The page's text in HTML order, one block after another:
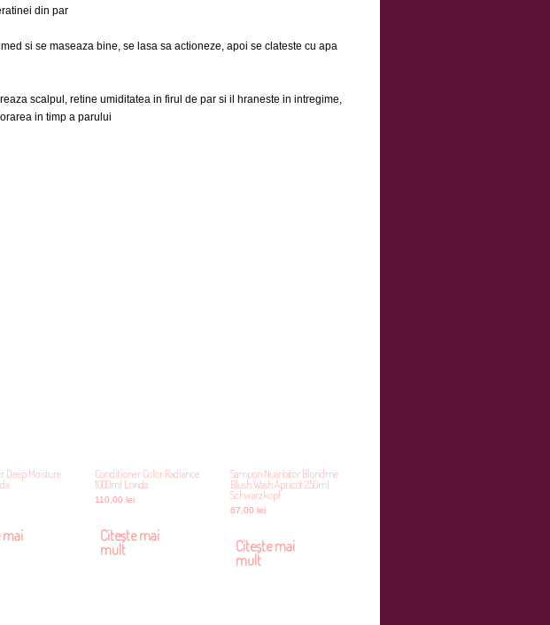
din par
si se maseaza bine, se lasa sa actioneze, apoi se clateste cu apa
scalpul, retine umiditatea in firul de par si il hraneste in intregime,
in timp a parului
Deep Moisture
mai
Conditioner Color Radiance
1000ml Londa
110,00 lei
Citește mai
mult
Sampon Nuantator Blondme
Blush Wash Apricot 250ml
Schwarzkopf
67,00lei
Citește mai
mult